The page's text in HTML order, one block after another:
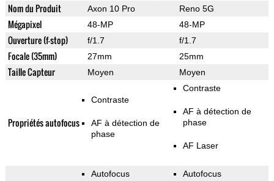
Nom du Produit Axon 10 Pro Reno 5G
Mégapixel 48-MP 48-MP
Ouverture (f-stop) f/1.7 f/1.7
Focale (35mm) 27mm 25mm
Taille Capteur Moyen Moyen
Propriétés autofocus
Contraste
AF à détection de
phase
Contraste
AF à détection de
phase
AF Laser
Autofocus Autofocus